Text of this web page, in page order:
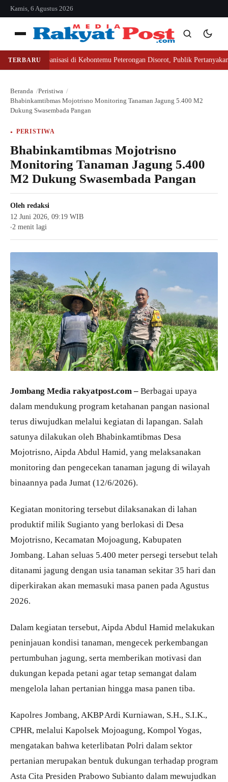
konten
Kamis, 6 Agustus 2026
Menu
Cari
Cari
TERBARU
Pompanisasi di Kebontemu Peterongan Disorot, Publik Pertanyakan
Beranda
Peristiwa
Bhabinkamtibmas Mojotrisno Monitoring Tanaman Jagung 5.400 M2
Dukung Swasembada Pangan
PERISTIWA
Bhabinkamtibmas Mojotrisno
Monitoring Tanaman Jagung 5.400
M2 Dukung Swasembada Pangan
Oleh redaksi
12 Juni 2026, 09:19 WIB
●2 menit lagi
Jombang Media rakyatpost.com – Berbagai upaya
dalam mendukung program ketahanan pangan nasional
terus diwujudkan melalui kegiatan di lapangan. Salah
satunya dilakukan oleh Bhabinkamtibmas Desa
Mojotrisno, Aipda Abdul Hamid, yang melaksanakan
monitoring dan pengecekan tanaman jagung di wilayah
binaannya pada Jumat (12/6/2026).
Kegiatan monitoring tersebut dilaksanakan di lahan
produktif milik Sugianto yang berlokasi di Desa
Mojotrisno, Kecamatan Mojoagung, Kabupaten
Jombang. Lahan seluas 5.400 meter persegi tersebut telah
ditanami jagung dengan usia tanaman sekitar 35 hari dan
diperkirakan akan memasuki masa panen pada Agustus
2026.
Dalam kegiatan tersebut, Aipda Abdul Hamid melakukan
peninjauan kondisi tanaman, mengecek perkembangan
pertumbuhan jagung, serta memberikan motivasi dan
dukungan kepada petani agar tetap semangat dalam
mengelola lahan pertanian hingga masa panen tiba.
Kapolres Jombang, AKBP Ardi Kurniawan, S.H., S.I.K.,
CPHR, melalui Kapolsek Mojoagung, Kompol Yogas,
mengatakan bahwa keterlibatan Polri dalam sektor
pertanian merupakan bentuk dukungan terhadap program
Asta Cita Presiden Prabowo Subianto dalam mewujudkan